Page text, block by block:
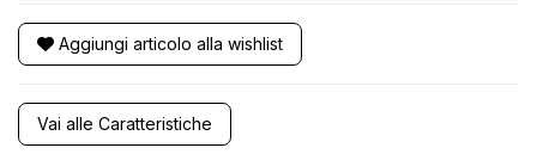
Aggiungi articolo alla wishlist
Vai alle Caratteristiche